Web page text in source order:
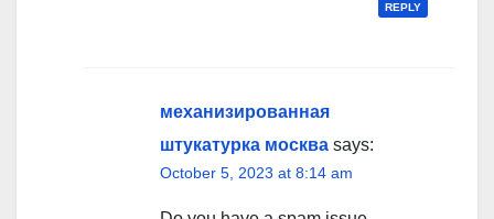
REPLY
механизированная
штукатурка москва says:
October 5, 2023 at 8:14 am